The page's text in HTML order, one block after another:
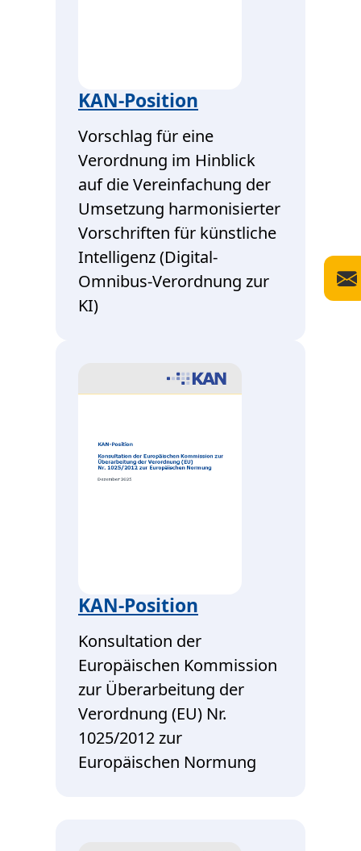
KAN-Position
Vorschlag für eine
Verordnung im Hinblick
auf die Vereinfachung der
Umsetzung harmonisierter
Vorschriften für künstliche
Intelligenz (Digital-
Omnibus-Verordnung zur
KI)
KAN-Position
Konsultation der
Europäischen Kommission
zur Überarbeitung der
Verordnung (EU) Nr.
1025/2012 zur
Europäischen Normung